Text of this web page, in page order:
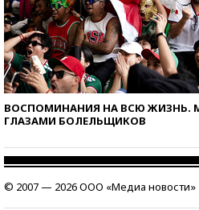
ВОСПОМИНАНИЯ НА ВСЮ ЖИЗНЬ.
ГЛАЗАМИ БОЛЕЛЬЩИКОВ
© 2007 — 2026 ООО «Медиа новости»